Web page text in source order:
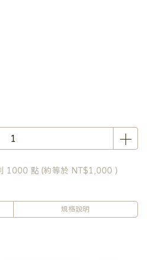
1000 點 (約等於 NT$1,000 )
規格說明